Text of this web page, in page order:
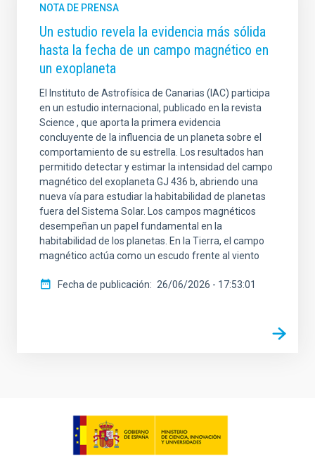
NOTA DE PRENSA
Un estudio revela la evidencia más sólida
hasta la fecha de un campo magnético en
un exoplaneta
El Instituto de Astrofísica de Canarias (IAC) participa
en un estudio internacional, publicado en la revista
Science , que aporta la primera evidencia
concluyente de la influencia de un planeta sobre el
comportamiento de su estrella. Los resultados han
permitido detectar y estimar la intensidad del campo
magnético del exoplaneta GJ 436 b, abriendo una
nueva vía para estudiar la habitabilidad de planetas
fuera del Sistema Solar. Los campos magnéticos
desempeñan un papel fundamental en la
habitabilidad de los planetas. En la Tierra, el campo
magnético actúa como un escudo frente al viento
Fecha de publicación 26/06/2026 - 17:53:01